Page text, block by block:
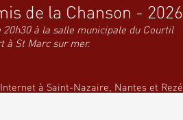
de la Chanson - 2026
à la salle municipale du Courtil
à St Marc sur mer.
à Saint-Nazaire, Nantes et Rezé